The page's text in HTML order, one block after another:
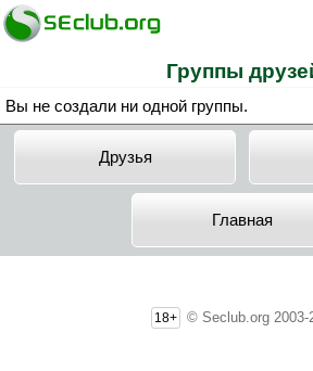
Группы
Вы не создали ни одной группы.
Друзья
Главная
18+ © Seclub.org 2003-